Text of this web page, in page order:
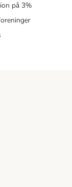
på 3%
Method